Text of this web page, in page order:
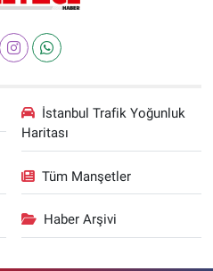
İstanbul Trafik Yoğunluk
Haritası
Tüm Manşetler
Haber Arşivi